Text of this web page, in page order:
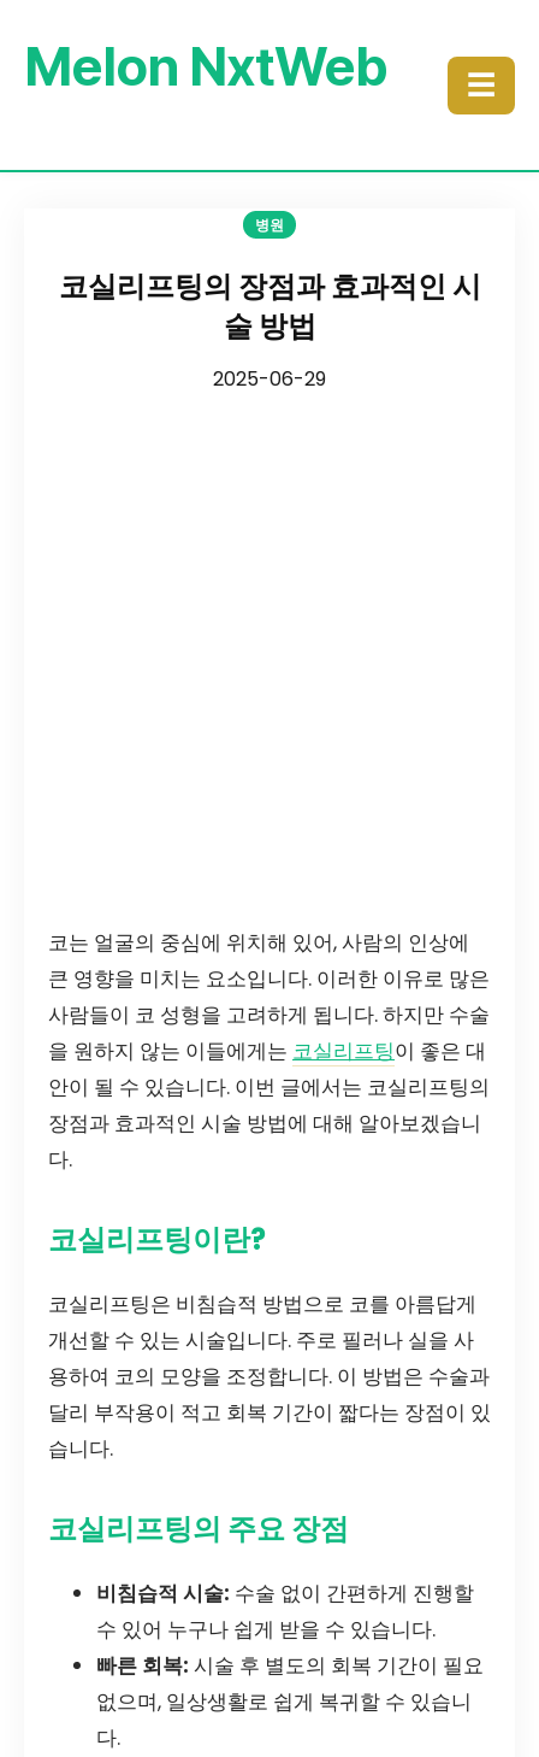
Melon NxtWeb ☰
병원
코실리프팅의 장점과 효과적인 시
술 방법
2025-06-29
코는 얼굴의 중심에 위치해 있어, 사람의 인상에
큰 영향을 미치는 요소입니다. 이러한 이유로 많은
사람들이 코 성형을 고려하게 됩니다. 하지만 수술
을 원하지 않는 이들에게는 코실리프팅이 좋은 대
안이 될 수 있습니다. 이번 글에서는 코실리프팅의
장점과 효과적인 시술 방법에 대해 알아보겠습니
다.
코실리프팅이란?
코실리프팅은 비침습적 방법으로 코를 아름답게
개선할 수 있는 시술입니다. 주로 필러나 실을 사
용하여 코의 모양을 조정합니다. 이 방법은 수술과
달리 부작용이 적고 회복 기간이 짧다는 장점이 있
습니다.
코실리프팅의 주요 장점
비침습적 시술: 수술 없이 간편하게 진행할
수 있어 누구나 쉽게 받을 수 있습니다.
빠른 회복: 시술 후 별도의 회복 기간이 필요
없으며, 일상생활로 쉽게 복귀할 수 있습니
다.